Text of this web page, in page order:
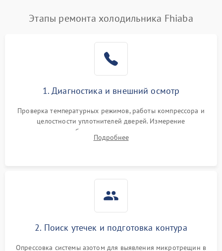
Этапы ремонта холодильника Fhiaba
1. Диагностика и внешний осмотр
Проверка температурных режимов, работы компрессора и
целостности уплотнителей дверей. Измерение
сопротивления обмоток мотора, проверка термостата и
считывание кодов ошибок с электронного дисплея.
Подробнее
2. Поиск утечек и подготовка контура
Опрессовка системы азотом для выявления микротрещин в